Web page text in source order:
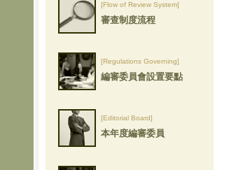
[Flow of Review System]
審查制度流程
[Regulations Governing]
編審委員會設置要點
[Editorial Board]
本年度編審委員